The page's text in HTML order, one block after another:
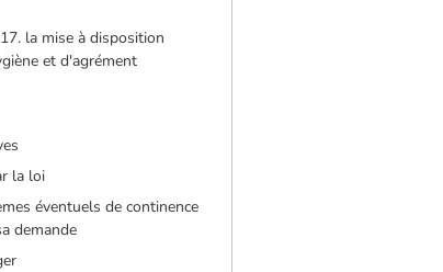
la mise à disposition
et d'agrément
la loi
éventuels de continence
demande